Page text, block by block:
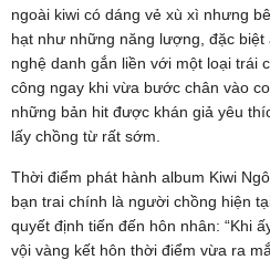
ngoài kiwi có dáng vẻ xù xì nhưng
hạt như những năng lượng, đặc biệt
nghệ danh gắn liền với một loại trái
công ngay khi vừa bước chân vào
những bản hit được khán giả yêu
lấy chồng từ rất sớm.
Thời điểm phát hành album Kiwi
bạn trai chính là người chồng hiện
quyết định tiến đến hôn nhân: “Khi
vội vàng kết hôn thời điểm vừa ra